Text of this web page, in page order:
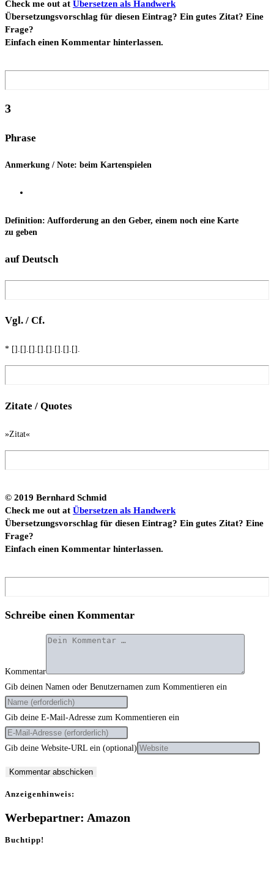
Check me out at Über­set­zen als Hand­werk
Über­set­zungs­vor­schlag für die­sen Ein­trag? Ein gutes Zitat? Eine
Fra­ge?
Ein­fach einen Kom­men­tar hinterlassen.
3
Phra­se
Anmer­kung / Note: beim Kartenspielen
Defi­ni­ti­on: Auf­for­de­rung an den Geber, einem noch eine Kar­te
zu geben
auf Deutsch
Vgl. / Cf.
* [].[].[].[].[].[].[].[].
Zita­te / Quotes
»Zitat«
© 2019 Bern­hard Schmid
Check me out at Über­set­zen als Hand­werk
Über­set­zungs­vor­schlag für die­sen Ein­trag? Ein gutes Zitat? Eine
Fra­ge?
Ein­fach einen Kom­men­tar hinterlassen.
Schreibe einen Kommentar
Kommentar
Gib deinen Namen oder Benutzernamen zum Kommentieren ein
Gib deine E-Mail-Adresse zum Kommentieren ein
Gib deine Website-URL ein (optional)
Anzei­gen­hin­weis:
Werbepartner: Amazon
Buchtipp!